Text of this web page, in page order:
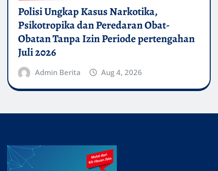
Polisi Ungkap Kasus Narkotika,
Psikotropika dan Peredaran Obat-
Obatan Tanpa Izin Periode pertengahan
Juli 2026
Admin Berita Aug 4, 2026